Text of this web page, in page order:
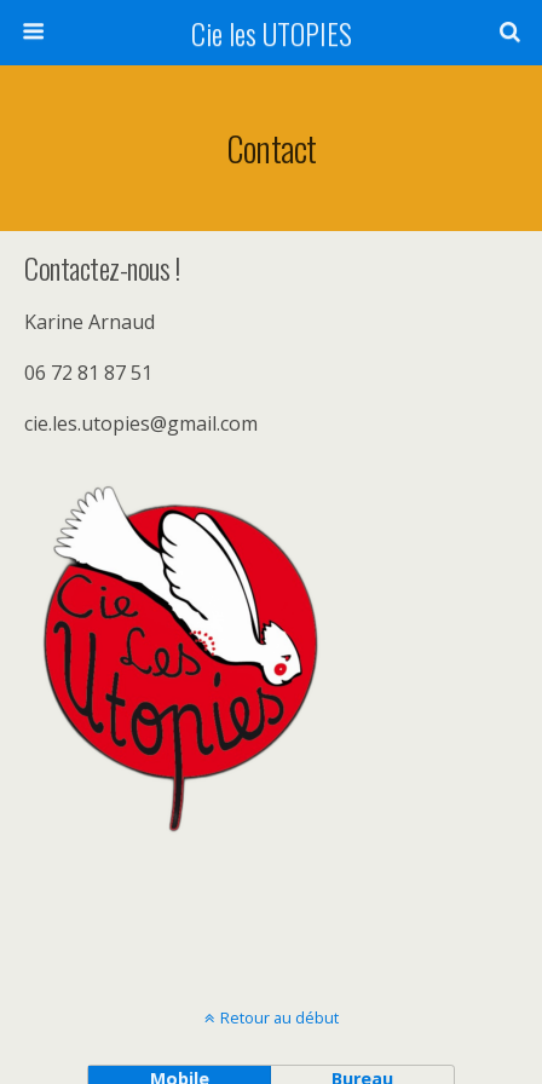
Cie les UTOPIES
Contact
Contactez-nous !
Karine Arnaud
06 72 81 87 51
cie.les.utopies@gmail.com
Retour au début
Mobile Bureau